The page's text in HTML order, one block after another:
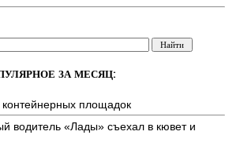
ЗА МЕСЯЦ:
контейнерных площадок
водитель «Лады» съехал в кювет и